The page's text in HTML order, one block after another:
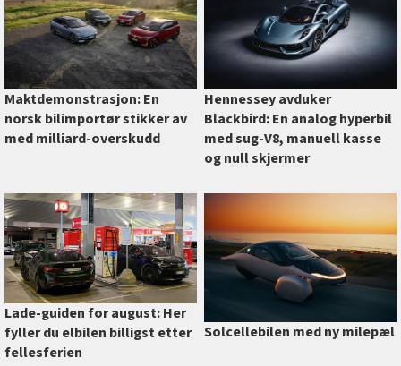
Maktdemonstrasjon: En
norsk bilimportør stikker av
med milliard-overskudd
Hennessey avduker
Blackbird: En analog hyperbil
med sug-V8, manuell kasse
og null skjermer
Lade-guiden for august: Her
fyller du elbilen billigst etter
fellesferien
Solcellebilen med ny milepæl